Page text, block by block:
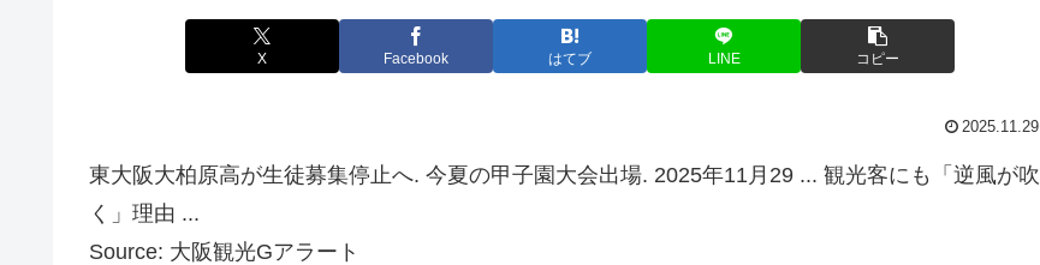
X Facebook はてブ LINE コピー
2025.11.29
東大阪大柏原高が生徒募集停止へ. 今夏の甲子園大会出場. 2025年11月29 ... 観光客にも「逆風が吹
く」理由 ...
Source: 大阪観光Gアラート